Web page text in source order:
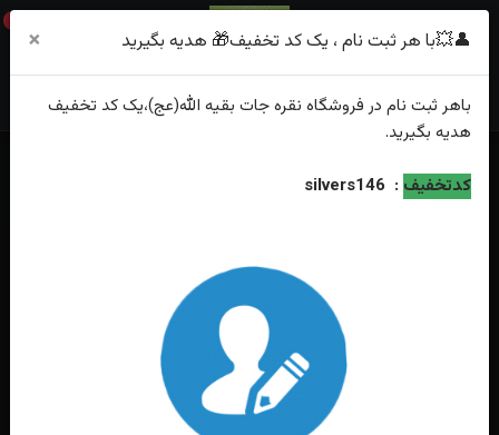
0
خانه فهرست محصولات
👤💥با هر ثبت نام ، یک کد تخفیف🎁 هدیه بگیرید ×
باهر ثبت نام در فروشگاه نقره جات بقیه الله(عج)،یک کد تخفیف
هدیه بگیرید.
کدتخفیف :
silvers146